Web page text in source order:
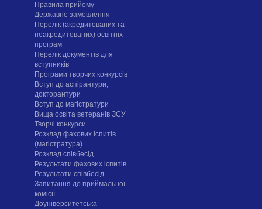
Правила прийому
Державне замовлення
Перелік (акредитованих та
неакредитованих) освітніх
програм
Перелік документів для
вступників
Програми творчих конкурсiв
Вступ до аспірантури,
докторантури
Вступ до магістратури
Вища освіта ветеранів ЗСУ
Творчі конкурси
Розклад фахових іспитів
(магістратура)
Розклад співбесід
Результати фахових іспитів
Результати співбесід
Запитання до приймальної
комісії
Доуніверситетська